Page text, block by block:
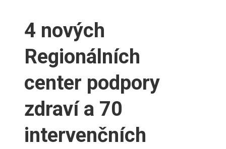
4 nových
Regionálních
center podpory
zdraví a 70
intervenčních